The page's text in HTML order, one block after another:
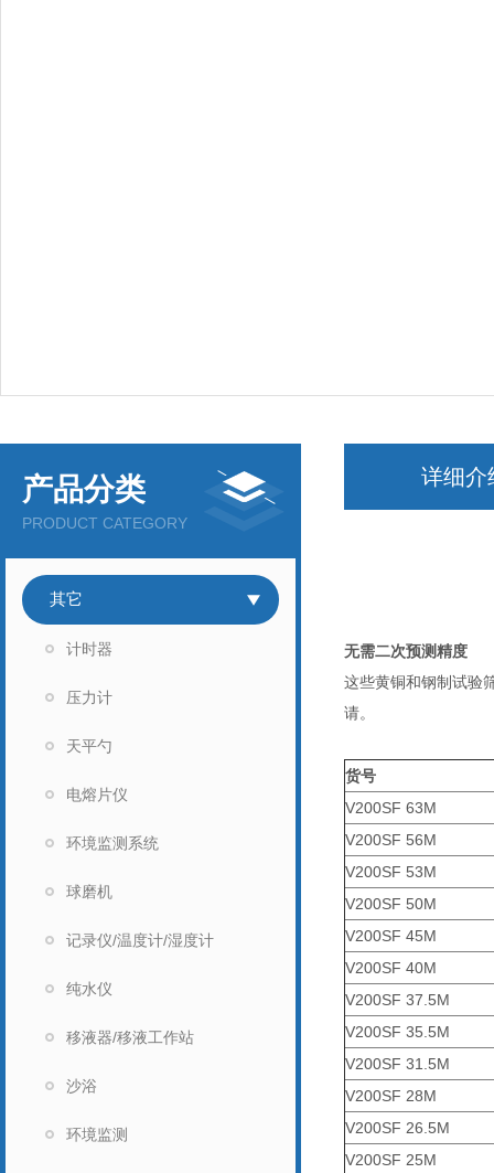
产品分类
PRODUCT CATEGORY
其它
计时器
压力计
天平勺
电熔片仪
环境监测系统
球磨机
记录仪/温度计/湿度计
纯水仪
移液器/移液工作站
沙浴
环境监测
详细介
无需二次预测精度
这些黄铜和钢制试验
请。
货号
V200SF 63M
V200SF 56M
V200SF 53M
V200SF 50M
V200SF 45M
V200SF 40M
V200SF 37.5M
V200SF 35.5M
V200SF 31.5M
V200SF 28M
V200SF 26.5M
V200SF 25M